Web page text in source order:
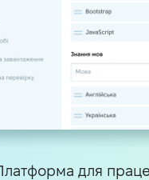
Платформа для